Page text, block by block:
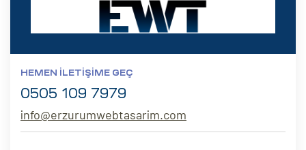
HEMEN İLETIŞIME GEÇ
0505 109 7979
info@erzurumwebtasarim.com